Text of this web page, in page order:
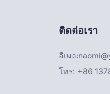
ติดต่อเรา
อีเมล:
โทร: +86